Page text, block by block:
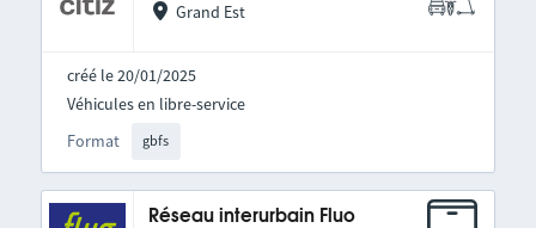
Grand Est
créé le 20/01/2025
Format gbfs
Véhicules en libre-service
Réseau interurbain Fluo